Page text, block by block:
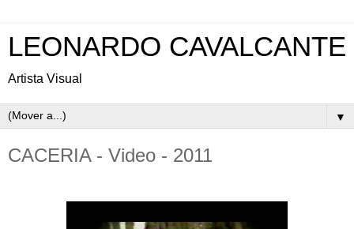
LEONARDO CAVALCANTE
Artista Visual
▼
CACERIA - Video - 2011